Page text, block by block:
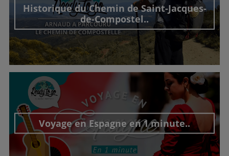
Historique du Chemin de Saint-Jacques-
de-Compostel..
Découvrir cet interview
Voyage en Espagne en 1 minute..